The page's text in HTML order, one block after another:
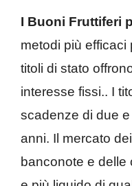
I Buoni Fruttiferi
metodi più efficaci
titoli di stato
interesse fissi.. I
scadenze di due
anni. Il mercato
banconote e delle